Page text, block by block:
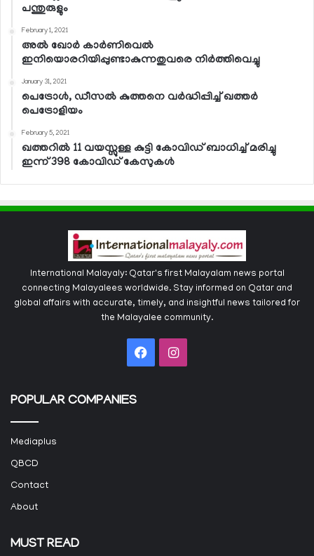
പന്തുരുളും
February 1, 2021
അല്‍ ഖോര്‍ കാര്‍ണിവെല്‍
ഇനിയൊരറിയിപ്പുണ്ടാകുന്നതുവരെ നിര്‍ത്തിവെച്ചു
January 31, 2021
പെട്രോള്‍, ഡീസല്‍ കുത്തനെ വര്‍ദ്ധിപ്പിച്ച് ഖത്തര്‍
പെട്രോളിയം
February 5, 2021
ഖത്തറില്‍ 11 വയസ്സുള്ള കുട്ടി കോവിഡ് ബാധിച്ച് മരിച്ചു
ഇന്ന് 398 കോവിഡ് കേസുകള്‍
International Malayaly: Qatar's first Malayalam news portal
connecting Malayalees worldwide. Stay informed on Qatar and
global affairs with accurate, timely, and insightful news tailored for
the Malayalee community.
FacebookInstagram
POPULAR COMPANIES
Mediaplus
QBCD
Contact
About
MUST READ